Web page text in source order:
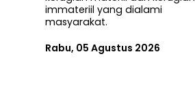
immateriil yang dialami
masyarakat.
Rabu, 05 Agustus 2026